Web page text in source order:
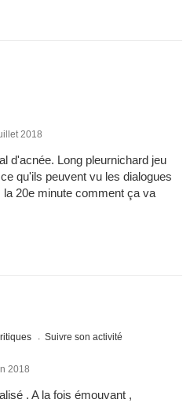
2018
d'acnée. Long pleurnichard jeu
qu'ils peuvent vu les dialogues
20e minute comment ça va
Suivre son activité
2018
. A la fois émouvant ,